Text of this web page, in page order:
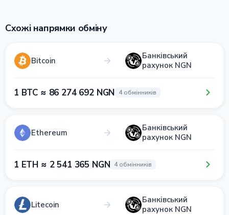
Схожі напрямки обміну
Bitcoin
Банківський
рахунок NGN
1 BTC ≈ 86 274 692 NGN 4 обмінників
Ethereum
Банківський
рахунок NGN
1 ETH ≈ 2 541 365 NGN 4 обмінників
Litecoin
Банківський
рахунок NGN